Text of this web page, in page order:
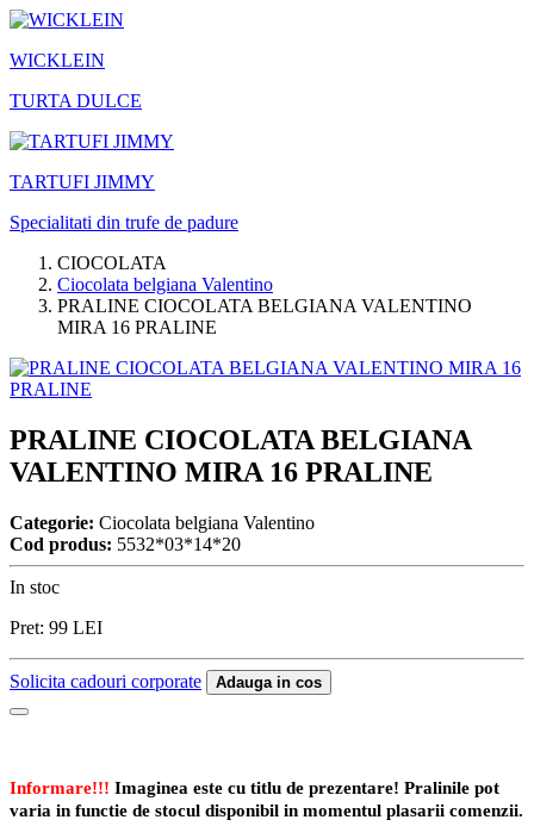
WICKLEIN
TURTA DULCE
TARTUFI JIMMY
Specialitati din trufe de padure
CIOCOLATA
Ciocolata belgiana Valentino
PRALINE CIOCOLATA BELGIANA VALENTINO
MIRA 16 PRALINE
PRALINE CIOCOLATA BELGIANA
VALENTINO MIRA 16 PRALINE
Categorie: Ciocolata belgiana Valentino
Cod produs: 5532*03*14*20
In stoc
Pret: 99 LEI
Solicita cadouri corporate Adauga in cos
Informare!!! Imaginea este cu titlu de prezentare! Pralinile pot
varia in functie de stocul disponibil in momentul plasarii comenzii.